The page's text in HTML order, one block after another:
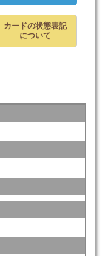
カードの状態表記
について